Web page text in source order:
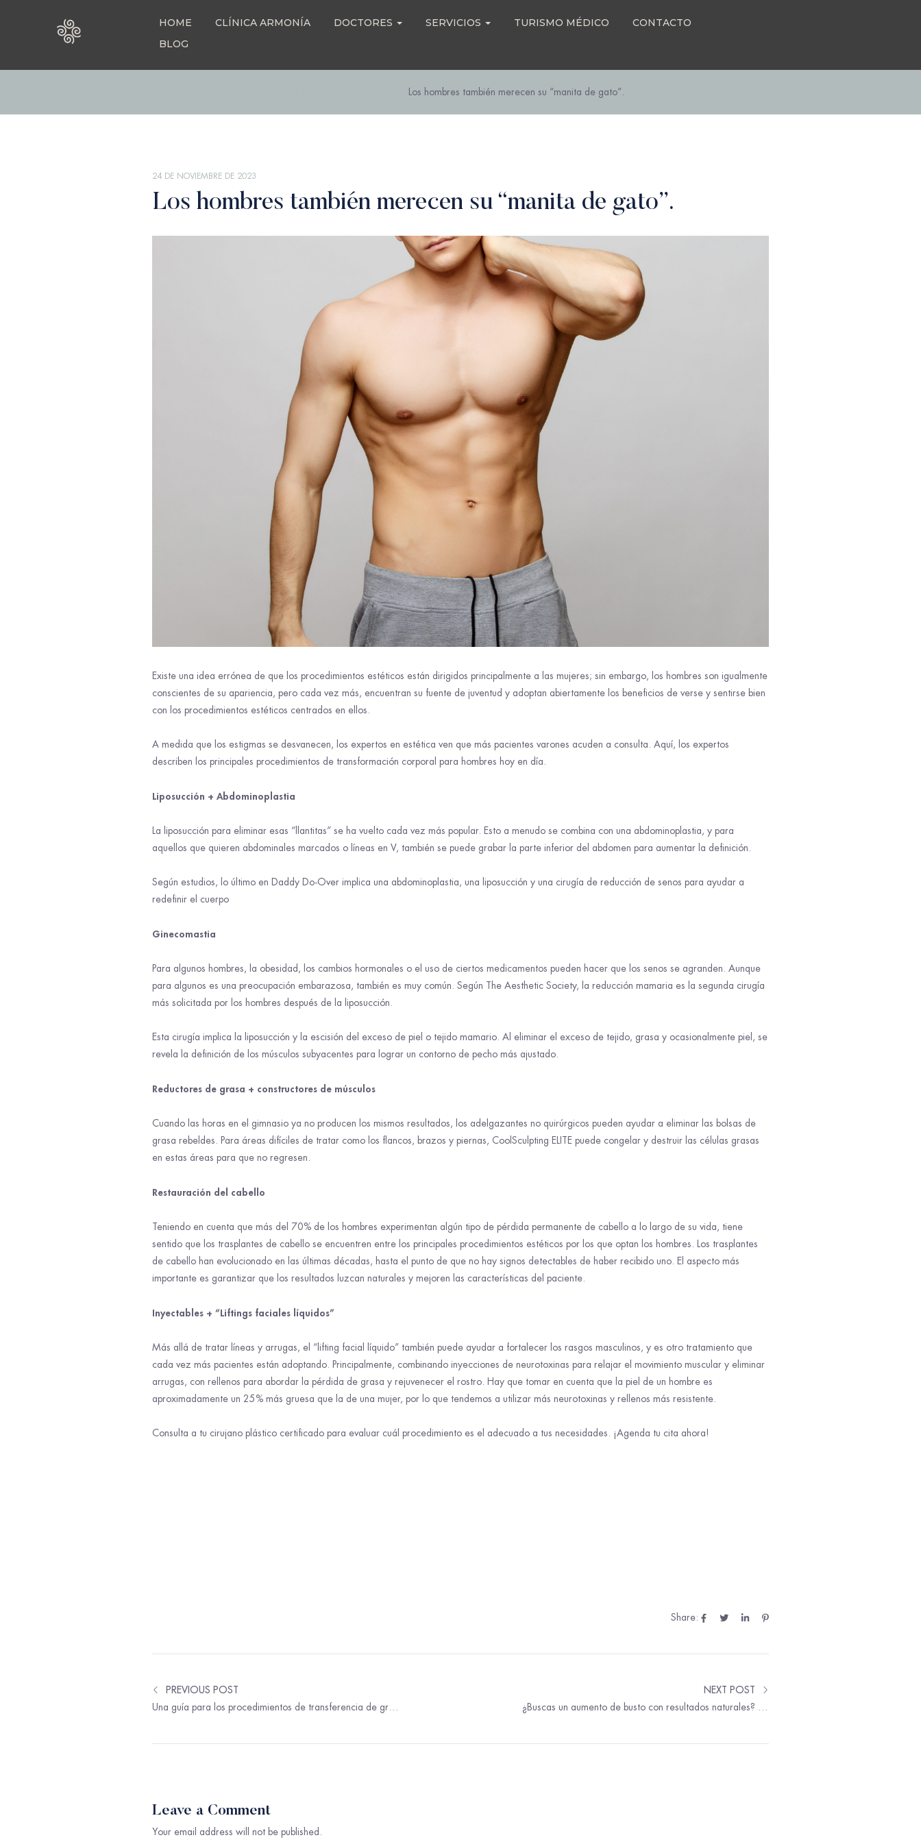
HOME CLÍNICA ARMONÍA DOCTORES SERVICIOS TURISMO MÉDICO
CONTACTO
BLOG
Los hombres también merecen su “manita de gato”.
24 DE NOVIEMBRE DE 2023
Los hombres también merecen su “manita de gato”.
Existe una idea errónea de que los procedimientos estéticos están dirigidos principalmente a las mujeres; sin embargo, los hombres son igualmente
conscientes de su apariencia, pero cada vez más, encuentran su fuente de juventud y adoptan abiertamente los beneficios de verse y sentirse bien
con los procedimientos estéticos centrados en ellos.
A medida que los estigmas se desvanecen, los expertos en estética ven que más pacientes varones acuden a consulta. Aquí, los expertos
describen los principales procedimientos de transformación corporal para hombres hoy en día.
Liposucción + Abdominoplastia
La liposucción para eliminar esas “llantitas” se ha vuelto cada vez más popular. Esto a menudo se combina con una abdominoplastia, y para
aquellos que quieren abdominales marcados o líneas en V, también se puede grabar la parte inferior del abdomen para aumentar la definición.
Según estudios, lo último en Daddy Do-Over implica una abdominoplastia, una liposucción y una cirugía de reducción de senos para ayudar a
redefinir el cuerpo
Ginecomastia
Para algunos hombres, la obesidad, los cambios hormonales o el uso de ciertos medicamentos pueden hacer que los senos se agranden. Aunque
para algunos es una preocupación embarazosa, también es muy común. Según The Aesthetic Society, la reducción mamaria es la segunda cirugía
más solicitada por los hombres después de la liposucción.
Esta cirugía implica la liposucción y la escisión del exceso de piel o tejido mamario. Al eliminar el exceso de tejido, grasa y ocasionalmente piel, se
revela la definición de los músculos subyacentes para lograr un contorno de pecho más ajustado.
Reductores de grasa + constructores de músculos
Cuando las horas en el gimnasio ya no producen los mismos resultados, los adelgazantes no quirúrgicos pueden ayudar a eliminar las bolsas de
grasa rebeldes. Para áreas difíciles de tratar como los flancos, brazos y piernas, CoolSculpting ELITE puede congelar y destruir las células grasas
en estas áreas para que no regresen.
Restauración del cabello
Teniendo en cuenta que más del 70% de los hombres experimentan algún tipo de pérdida permanente de cabello a lo largo de su vida, tiene
sentido que los trasplantes de cabello se encuentren entre los principales procedimientos estéticos por los que optan los hombres. Los trasplantes
de cabello han evolucionado en las últimas décadas, hasta el punto de que no hay signos detectables de haber recibido uno. El aspecto más
importante es garantizar que los resultados luzcan naturales y mejoren las características del paciente.
Inyectables + “Liftings faciales líquidos”
Más allá de tratar líneas y arrugas, el “lifting facial líquido” también puede ayudar a fortalecer los rasgos masculinos, y es otro tratamiento que
cada vez más pacientes están adoptando. Principalmente, combinando inyecciones de neurotoxinas para relajar el movimiento muscular y eliminar
arrugas, con rellenos para abordar la pérdida de grasa y rejuvenecer el rostro. Hay que tomar en cuenta que la piel de un hombre es
aproximadamente un 25% más gruesa que la de una mujer, por lo que tendemos a utilizar más neurotoxinas y rellenos más resistente.
Consulta a tu cirujano plástico certificado para evaluar cuál procedimiento es el adecuado a tus necesidades. ¡Agenda tu cita ahora!
Share:
PREVIOUS POST
Una guía para los procedimientos de transferencia de grasa: ¿Cómo funcionan y qué esperar?
NEXT POST
¿Buscas un aumento de busto con resultados naturales? Esto es lo que debes pedir.
Leave a Comment
Your email address will not be published.